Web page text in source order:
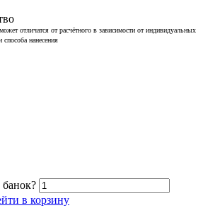
отличатся от расчётного в зависимости от индивидуальных
способа нанесения
банок?
в корзину